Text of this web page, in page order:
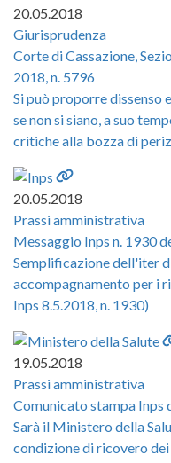
20.05.2018
Giurisprudenza
Corte di Cassazione,
2018, n. 5796
Si può proporre dissenso
se non si siano, a suo
critiche alla bozza di
20.05.2018
Prassi amministrativa
Messaggio Inps n. 1930
Semplificazione dell'iter
accompagnamento per i
Inps 8.5.2018, n. 1930)
19.05.2018
Prassi amministrativa
Comunicato stampa Inps
Sarà il Ministero della
condizione di ricovero